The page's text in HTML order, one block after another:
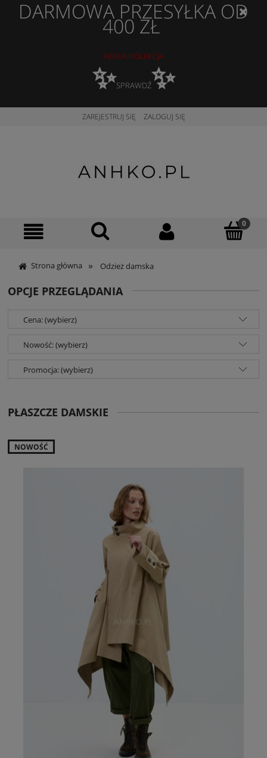
DARMOWA PRZESYŁKA OD
400 ZŁ
NOWA KOLEKCJA
✨SPRAWDŹ✨
ZAREJESTRUJ SIĘ ZALOGUJ SIĘ
Strona główna » Odzież damska
OPCJE PRZEGLĄDANIA
Cena: (wybierz)
Nowość: (wybierz)
Promocja: (wybierz)
PŁASZCZE DAMSKIE
NOWOŚĆ